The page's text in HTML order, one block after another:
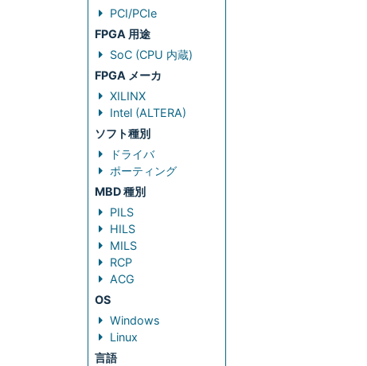
PCI/PCIe
FPGA 用途
SoC (CPU 内蔵)
FPGA メーカ
XILINX
Intel (ALTERA)
ソフト種別
ドライバ
ポーティング
MBD 種別
PILS
HILS
MILS
RCP
ACG
OS
Windows
Linux
言語